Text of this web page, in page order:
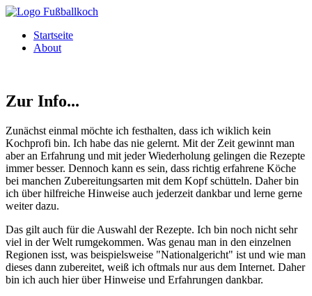
Direkt zum Inhalt
Startseite
About
Zur Info...
Zunächst einmal möchte ich festhalten, dass ich wiklich kein
Kochprofi bin. Ich habe das nie gelernt. Mit der Zeit gewinnt man
aber an Erfahrung und mit jeder Wiederholung gelingen die Rezepte
immer besser. Dennoch kann es sein, dass richtig erfahrene Köche
bei manchen Zubereitungsarten mit dem Kopf schütteln. Daher bin
ich über hilfreiche Hinweise auch jederzeit dankbar und lerne gerne
weiter dazu.
Das gilt auch für die Auswahl der Rezepte. Ich bin noch nicht sehr
viel in der Welt rumgekommen. Was genau man in den einzelnen
Regionen isst, was beispielsweise "Nationalgericht" ist und wie man
dieses dann zubereitet, weiß ich oftmals nur aus dem Internet. Daher
bin ich auch hier über Hinweise und Erfahrungen dankbar.